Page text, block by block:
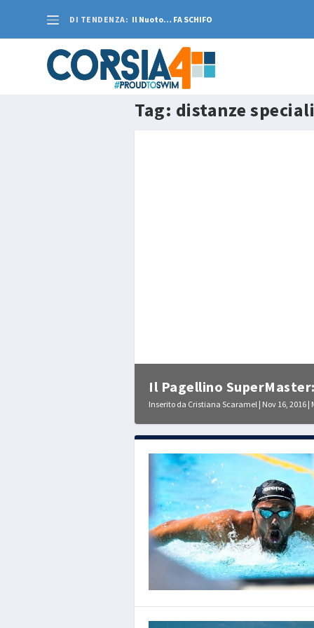
DI TENDENZA: Il Nuoto… FA SCHIFO
Tag: distanze speciali
Il Pagellino
Inserito da Cristiana Scaramel | Nov 16, 2016 |